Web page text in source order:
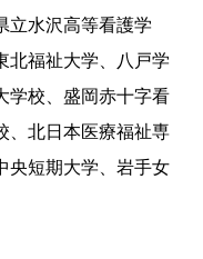
立水沢高等看護学
北福祉大学、八戸学
学校、盛岡赤十字看
、北日本医療福祉専
央短期大学、岩手女